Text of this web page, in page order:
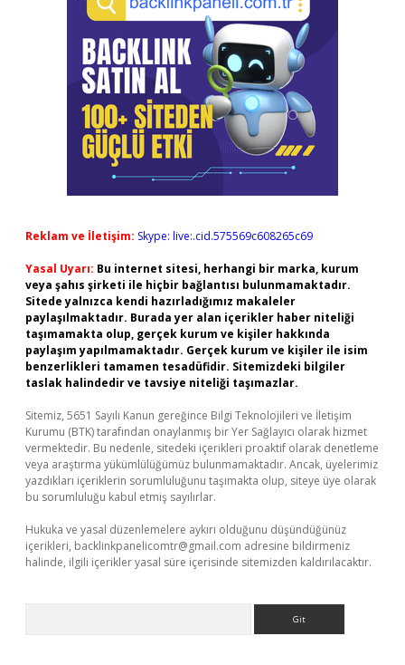
Reklam ve İletişim: Skype: live:.cid.575569c608265c69
Yasal Uyarı: Bu internet sitesi, herhangi bir marka, kurum
veya şahıs şirketi ile hiçbir bağlantısı bulunmamaktadır.
Sitede yalnızca kendi hazırladığımız makaleler
paylaşılmaktadır. Burada yer alan içerikler haber niteliği
taşımamakta olup, gerçek kurum ve kişiler hakkında
paylaşım yapılmamaktadır. Gerçek kurum ve kişiler ile isim
benzerlikleri tamamen tesadüfidir. Sitemizdeki bilgiler
taslak halindedir ve tavsiye niteliği taşımazlar.
Sitemiz, 5651 Sayılı Kanun gereğince Bilgi Teknolojileri ve İletişim
Kurumu (BTK) tarafından onaylanmış bir Yer Sağlayıcı olarak hizmet
vermektedir. Bu nedenle, sitedeki içerikleri proaktif olarak denetleme
veya araştırma yükümlülüğümüz bulunmamaktadır. Ancak, üyelerimiz
yazdıkları içeriklerin sorumluluğunu taşımakta olup, siteye üye olarak
bu sorumluluğu kabul etmiş sayılırlar.
Hukuka ve yasal düzenlemelere aykırı olduğunu düşündüğünüz
içerikleri, backlinkpanelicomtr@gmail.com adresine bildirmeniz
halinde, ilgili içerikler yasal süre içerisinde sitemizden kaldırılacaktır.